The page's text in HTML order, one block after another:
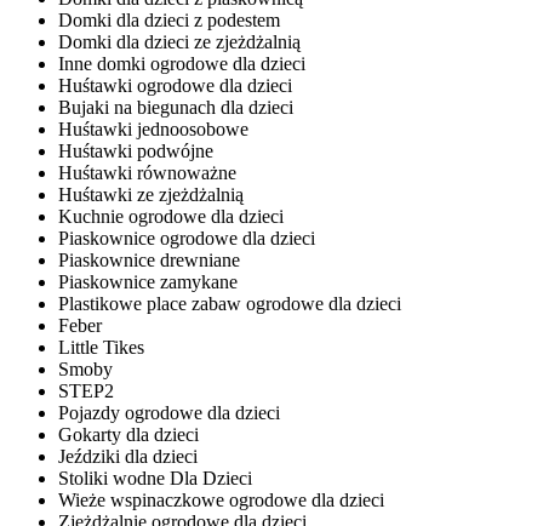
Domki dla dzieci z podestem
Domki dla dzieci ze zjeżdżalnią
Inne domki ogrodowe dla dzieci
Huśtawki ogrodowe dla dzieci
Bujaki na biegunach dla dzieci
Huśtawki jednoosobowe
Huśtawki podwójne
Huśtawki równoważne
Huśtawki ze zjeżdżalnią
Kuchnie ogrodowe dla dzieci
Piaskownice ogrodowe dla dzieci
Piaskownice drewniane
Piaskownice zamykane
Plastikowe place zabaw ogrodowe dla dzieci
Feber
Little Tikes
Smoby
STEP2
Pojazdy ogrodowe dla dzieci
Gokarty dla dzieci
Jeździki dla dzieci
Stoliki wodne Dla Dzieci
Wieże wspinaczkowe ogrodowe dla dzieci
Zjeżdżalnie ogrodowe dla dzieci